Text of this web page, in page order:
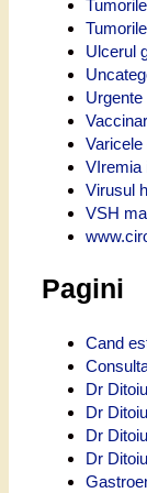
Ulcerul
Urgente
Varicele
VIremia
Virusul
VSH
Pagini
Cand
Dr
Dr
Dr
Dr